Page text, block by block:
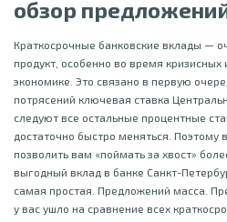
обзор
Краткосрочные банковские вклады —
продукт, особенно во время кризисных
экономике. Это связано в первую
потрясений ключевая ставка
следуют все остальные процентные
достаточно быстро меняться. Поэтому
позволить вам «поймать за хвост»
выгодный вклад в банке Санкт-
самая простая. Предложений масса.
у вас ушло на сравнение всех